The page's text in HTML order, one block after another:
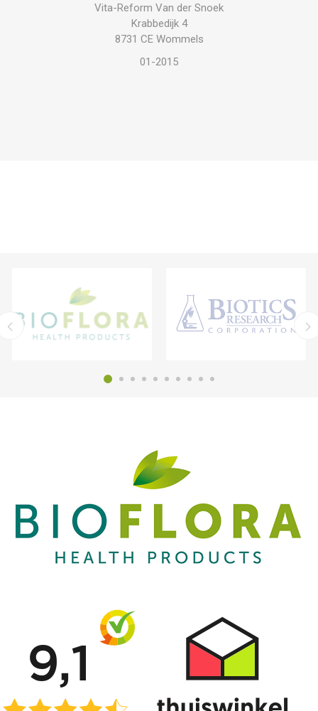
Vita-Reform Van der Snoek
Krabbedijk 4
8731 CE Wommels
01-2015